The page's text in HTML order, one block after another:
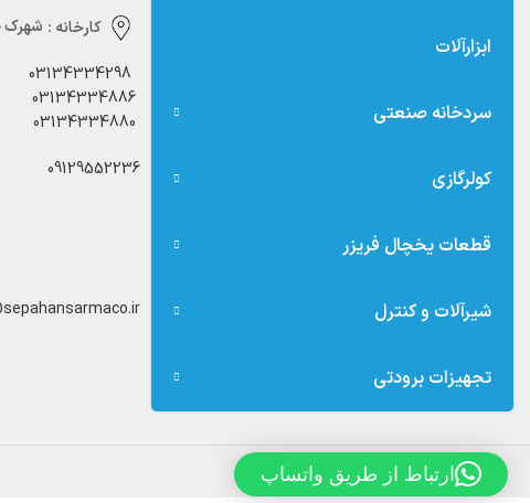
ابزارآلات
سردخانه صنعتی
کولرگازی
قطعات یخچال فریزر
شیرآلات و کنترل
تجهیزات برودتی
کارخانه : شهرک
03134334298
03134334886
03134334880
09129552236
ارتباط از طریق واتساپ